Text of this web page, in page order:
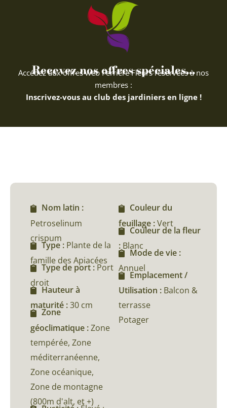
Recevez nos offres spéciales...
Accédez aux offres web Ferriere Fleurs réservées à nos
membres :
Inscrivez-vous au club des jardiniers en ligne !
Nom latin :
Petroselinum
crispum
Type : Plante de la
famille des Apiacées
Type de port : Port
droit
Hauteur à
maturité :30 cm
Zone
géoclimatique :Zone
tempérée, Zone
méditerranéenne,
Zone océanique,
Zone de montagne
(800m d'alt, et +)
Couleur du
feuillage :Vert
Couleur de la fleur
: Blanc
Mode de vie :
Annuel
Emplacement /
Utilisation : Balcon &
terrasse
Potager